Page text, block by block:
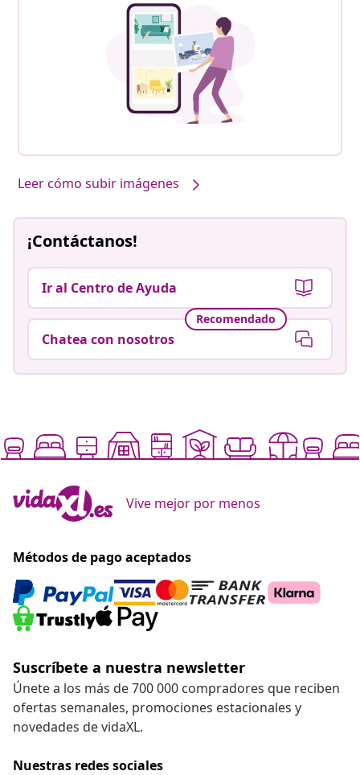
Leer cómo subir imágenes
¡Contáctanos!
Ir al Centro de Ayuda
Recomendado
Chatea con nosotros
Vive mejor por menos
Métodos de pago aceptados
Suscríbete a nuestra newsletter
Únete a los más de 700 000 compradores que reciben
ofertas semanales, promociones estacionales y
novedades de vidaXL.
Nuestras redes sociales